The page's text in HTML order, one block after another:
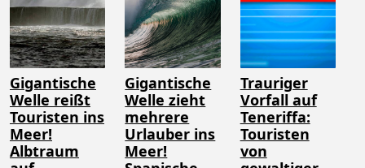
Gigantische
Welle reißt
Touristen ins
Meer!
Albtraum
Gigantische
Welle zieht
mehrere
Urlauber ins
Meer!
Trauriger
Vorfall auf
Teneriffa:
Touristen
von